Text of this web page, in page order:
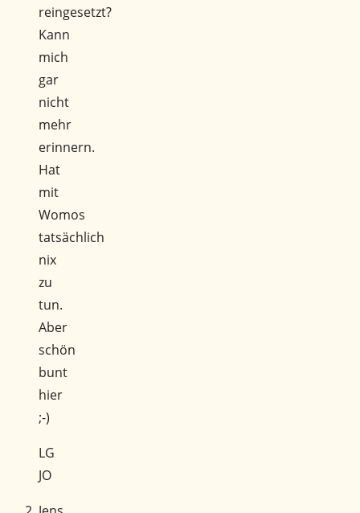
reingesetzt?
Kann
mich
gar
nicht
mehr
erinnern.
Hat
mit
Womos
tatsächlich
nix
zu
tun.
Aber
schön
bunt
hier
;-)
LG
JO